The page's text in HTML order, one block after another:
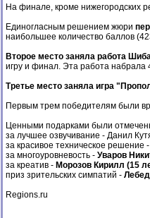
На финале, кроме нижегородских
Единогласным решением жюри
наибольшее количество баллов
Второе место заняла работа
игру и финал. Эта работа набрала
Третье место заняла игра
Первым трем победителям были
Ценными подарками были
за лучшее озвучивание - Данил
за красивое техническое решение -
за многоуровневость - Уваров
за креатив - Морозов Кирилл (15
приз зрительских симпатий -
Regions.ru